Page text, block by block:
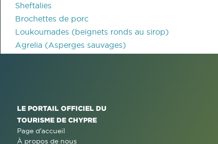
Sheftalies
Brochettes de porc
Loukoumades (beignets ronds au sirop)
Agrelia (Asperges sauvages)
LE PORTAIL OFFICIEL DU
TOURISME DE CHYPRE
Page d'accueil
À propos de nous